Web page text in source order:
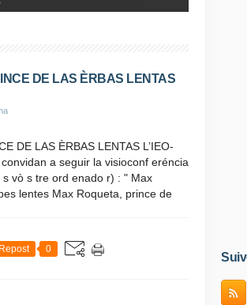
DE LAS ÈRBAS LENTAS
DE LAS ÈRBAS LENTAS L’IEO-
a seguir la visioconf eréncia
vò s tre ord enado r) : " Max
lentes Max Roqueta, prince de
Repost 0